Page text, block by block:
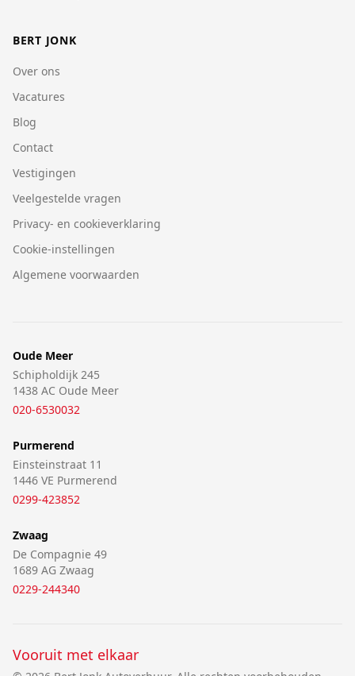
BERT JONK
Over ons
Vacatures
Blog
Contact
Vestigingen
Veelgestelde vragen
Privacy- en cookieverklaring
Cookie-instellingen
Algemene voorwaarden
Oude Meer
Schipholdijk 245
1438 AC Oude Meer
020-6530032
Purmerend
Einsteinstraat 11
1446 VE Purmerend
0299-423852
Zwaag
De Compagnie 49
1689 AG Zwaag
0229-244340
Vooruit met elkaar